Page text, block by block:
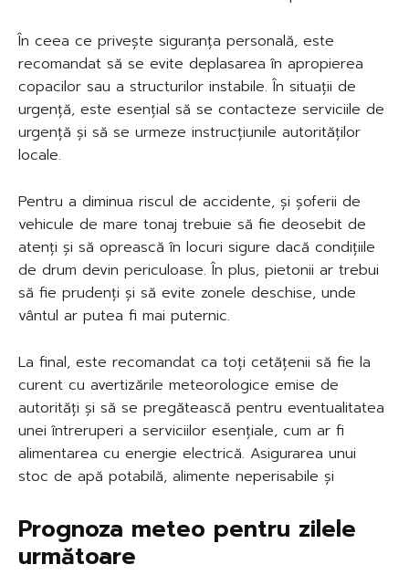
În ceea ce privește siguranța personală, este
recomandat să se evite deplasarea în apropierea
copacilor sau a structurilor instabile. În situații de
urgență, este esențial să se contacteze serviciile de
urgență și să se urmeze instrucțiunile autorităților
locale.
Pentru a diminua riscul de accidente, și șoferii de
vehicule de mare tonaj trebuie să fie deosebit de
atenți și să oprească în locuri sigure dacă condițiile
de drum devin periculoase. În plus, pietonii ar trebui
să fie prudenți și să evite zonele deschise, unde
vântul ar putea fi mai puternic.
La final, este recomandat ca toți cetățenii să fie la
curent cu avertizările meteorologice emise de
autorități și să se pregătească pentru eventualitatea
unei întreruperi a serviciilor esențiale, cum ar fi
alimentarea cu energie electrică. Asigurarea unui
stoc de apă potabilă, alimente neperisabile și
Prognoza meteo pentru zilele
următoare